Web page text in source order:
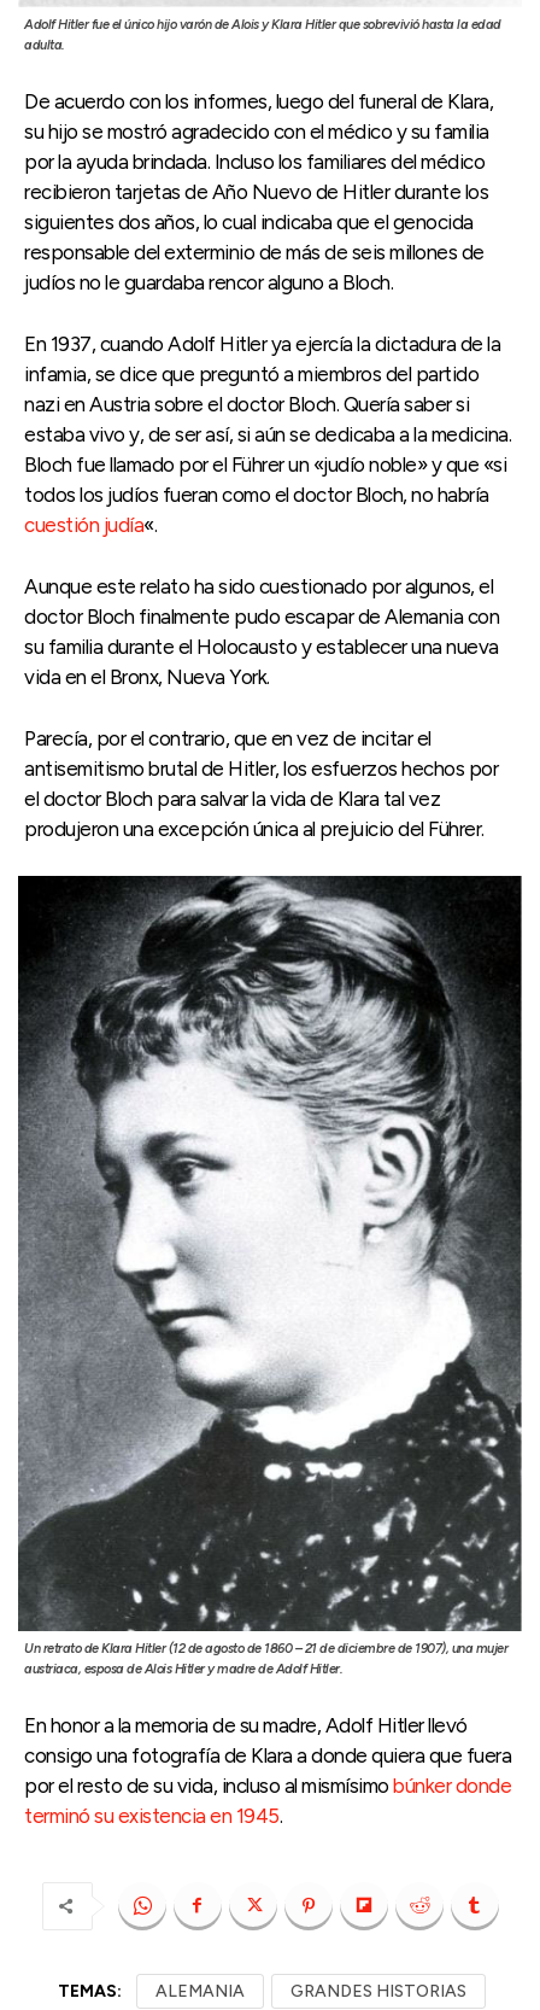
Adolf Hitler fue el único hijo varón de Alois y Klara Hitler que sobrevivió hasta la edad
adulta.
De acuerdo con los informes, luego del funeral de Klara,
su hijo se mostró agradecido con el médico y su familia
por la ayuda brindada. Incluso los familiares del médico
recibieron tarjetas de Año Nuevo de Hitler durante los
siguientes dos años, lo cual indicaba que el genocida
responsable del exterminio de más de seis millones de
judíos no le guardaba rencor alguno a Bloch.
En 1937, cuando Adolf Hitler ya ejercía la dictadura de la
infamia, se dice que preguntó a miembros del partido
nazi en Austria sobre el doctor Bloch. Quería saber si
estaba vivo y, de ser así, si aún se dedicaba a la medicina.
Bloch fue llamado por el Führer un «judío noble» y que «si
todos los judíos fueran como el doctor Bloch, no habría
cuestión judía«.
Aunque este relato ha sido cuestionado por algunos, el
doctor Bloch finalmente pudo escapar de Alemania con
su familia durante el Holocausto y establecer una nueva
vida en el Bronx, Nueva York.
Parecía, por el contrario, que en vez de incitar el
antisemitismo brutal de Hitler, los esfuerzos hechos por
el doctor Bloch para salvar la vida de Klara tal vez
produjeron una excepción única al prejuicio del Führer.
Un retrato de Klara Hitler (12 de agosto de 1860 – 21 de diciembre de 1907), una mujer
austriaca, esposa de Alois Hitler y madre de Adolf Hitler.
En honor a la memoria de su madre, Adolf Hitler llevó
consigo una fotografía de Klara a donde quiera que fuera
por el resto de su vida, incluso al mismísimo búnker donde
terminó su existencia en 1945.
TEMAS: ALEMANIA GRANDES HISTORIAS